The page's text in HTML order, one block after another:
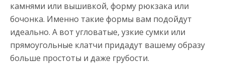
камнями или вышивкой, форму рюкзака или
бочонка. Именно такие формы вам подойдут
идеально. А вот угловатые, узкие сумки или
прямоугольные клатчи придадут вашему образу
больше простоты и даже грубости.